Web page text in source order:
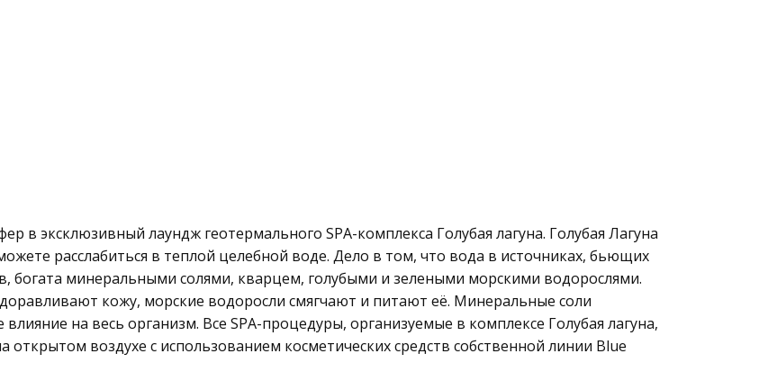
в эксклюзивный лаундж геотермального SPA-комплекса Голубая лагуна. Голубая Лагуна
расслабиться в теплой целебной воде. Дело в том, что вода в источниках, бьющих
богата минеральными солями, кварцем, голубыми и зелеными морскими водорослями.
кожу, морские водоросли смягчают и питают её. Минеральные соли
на весь организм. Все SPA-процедуры, организуемые в комплексе Голубая лагуна,
открытом воздухе с использованием косметических средств собственной линии Blue